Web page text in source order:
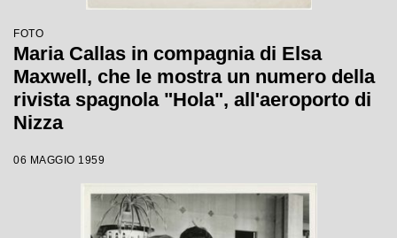
FOTO
Maria Callas in compagnia di Elsa
Maxwell, che le mostra un numero della
rivista spagnola "Hola", all'aeroporto di
Nizza
06 MAGGIO 1959